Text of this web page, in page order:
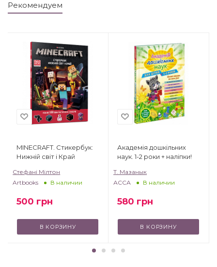
Рекомендуем
MINECRAFT. Стикербук:
Нижній світ і Край
Стефані Мілтон
Artbooks
В наличии
500 грн
В КОРЗИНУ
Академія дошкільних
наук. 1-2 роки + наліпки!
Т. Мазанык
АССА
В наличии
580 грн
В КОРЗИНУ